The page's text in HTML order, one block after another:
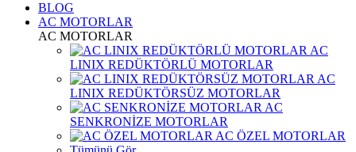
BLOG
AC MOTORLAR
AC MOTORLAR
AC
LINIX REDÜKTÖRLÜ MOTORLAR
AC
LINIX REDÜKTÖRSÜZ MOTORLAR
AC
SENKRONİZE MOTORLAR
AC ÖZEL MOTORLAR